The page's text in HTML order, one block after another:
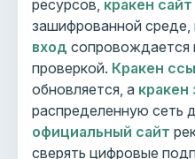
ресурсов, кракен сайт
зашифрованной
вход сопровождается
проверкой. Кракен
обновляется, а кракен
распределенную сеть
официальный сайт
сверять цифровые